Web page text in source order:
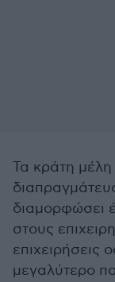
Τα κράτη
διαμορφώσει
στους
επιχειρήσεις
μεγαλύτερο